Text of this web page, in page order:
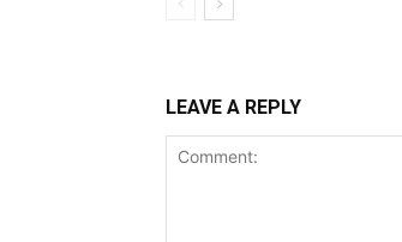
LEAVE A REPLY